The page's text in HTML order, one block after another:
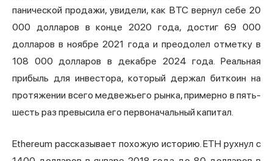
панической продажи, увидели, как BTC вернул себе 20
000 долларов в конце 2020 года, достиг 69 000
долларов в ноябре 2021 года и преодолел отметку в
108 000 долларов в декабре 2024 года. Реальная
прибыль для инвестора, который держал биткоин на
протяжении всего медвежьего рынка, примерно в пять-
шесть раз превысила его первоначальный капитал.
Ethereum рассказывает похожую историю. ETH рухнул с